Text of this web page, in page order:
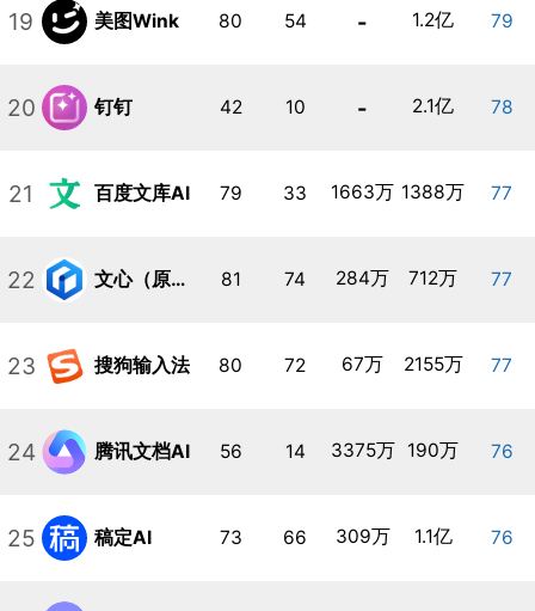
19 美图Wink 80 54 - 1.2亿 79
20 钉钉 42 10 - 2.1亿 78
21 百度文库AI 79 33 1663万 1388万 77
22 文心（原文心一言） 81 74 284万 712万 77
23 搜狗输入法 80 72 67万 2155万 77
24 腾讯文档AI 56 14 3375万 190万 76
25 稿定AI 73 66 309万 1.1亿 76